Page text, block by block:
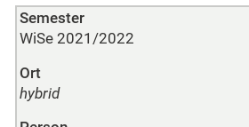
Semester
WiSe 2021/2022
Ort
hybrid